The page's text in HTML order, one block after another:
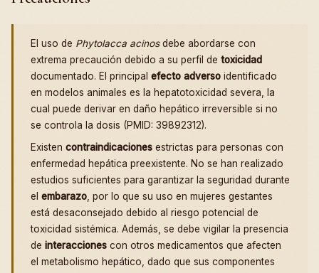
El uso de Phytolacca acinosdebe abordarse con
extrema precaución debido a su perfil de toxicidad
documentado. El principal efecto adverso identificado
en modelos animales es la hepatotoxicidad severa, la
cual puede derivar en daño hepático irreversible si no
se controla la dosis (PMID: 39892312).
Existen contraindicaciones estrictas para personas con
enfermedad hepática preexistente. No se han realizado
estudios suficientes para garantizar la seguridad durante
el embarazo , por lo que su uso en mujeres gestantes
está desaconsejado debido al riesgo potencial de
toxicidad sistémica. Además, se debe vigilar la presencia
de interacciones con otros medicamentos que afecten
el metabolismo hepático, dado que sus componentes